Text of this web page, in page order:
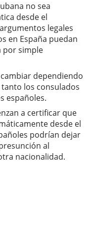
no sea
desde el
legales
en España puedan
por simple
dependiendo
los consulados
españoles.
a certificar que
desde el
podrían dejar
al
nacionalidad.